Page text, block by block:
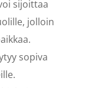
sijoittaa
jolloin
sopiva